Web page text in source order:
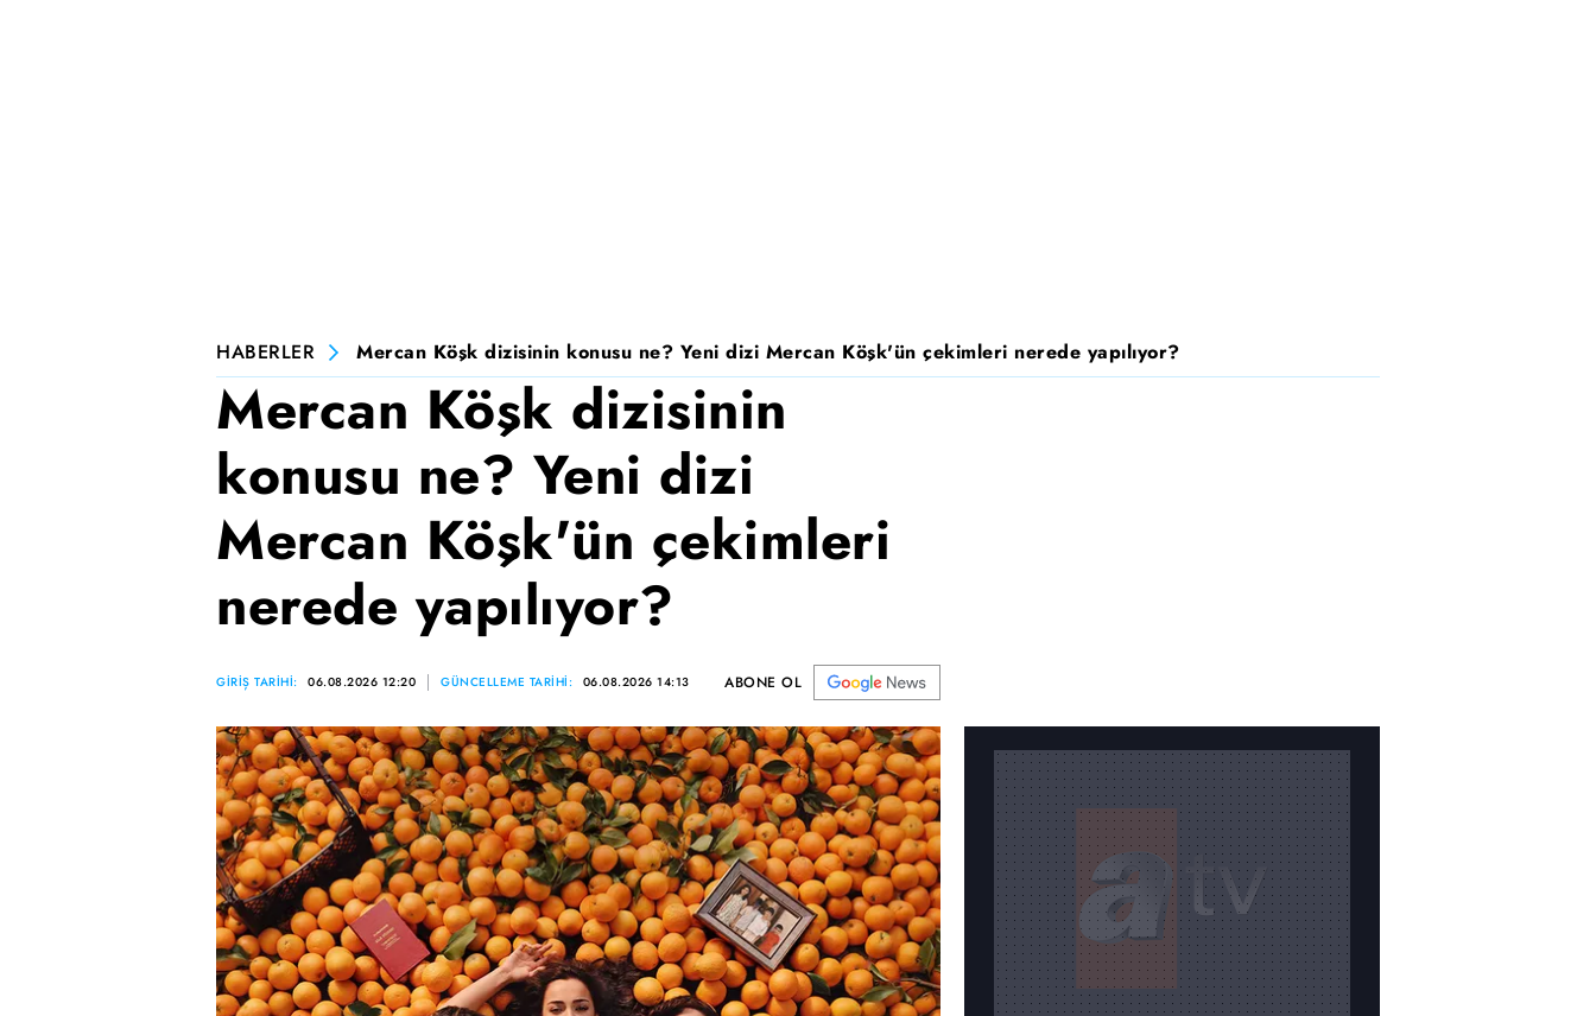
HABERLER Mercan Köşk dizisinin konusu ne? Yeni dizi Mercan Köşk'ün çekimleri nerede yapılıyor?
Mercan Köşk dizisinin
konusu ne? Yeni dizi
Mercan Köşk'ün çekimleri
nerede yapılıyor?
GİRİŞ TARİHİ: 06.08.2026 12:20 GÜNCELLEME TARİHİ: 06.08.2026 14:13 ABONE OL